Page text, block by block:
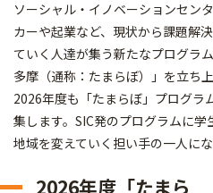
ソーシャル・イノベーションセン
カーや起業など、現状から課題解
ていく人達が集う新たなプログラ
多摩（通称：たまらぼ）」を立ち上
2026年度も「たまらぼ」プログラ
集します。SIC発のプログラムに
地域を変えていく担い手の一人に
2026年度「たまら